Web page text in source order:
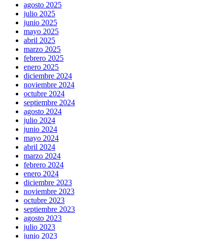
agosto 2025
julio 2025
junio 2025
mayo 2025
abril 2025
marzo 2025
febrero 2025
enero 2025
diciembre 2024
noviembre 2024
octubre 2024
septiembre 2024
agosto 2024
julio 2024
junio 2024
mayo 2024
abril 2024
marzo 2024
febrero 2024
enero 2024
diciembre 2023
noviembre 2023
octubre 2023
septiembre 2023
agosto 2023
julio 2023
junio 2023